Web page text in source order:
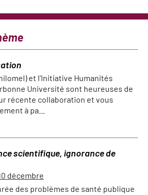
et l’Initiative Humanités
Université sont heureuses de
récente collaboration et vous
à pa...
scientifique, ignorance de
décembre
des problèmes de santé publique